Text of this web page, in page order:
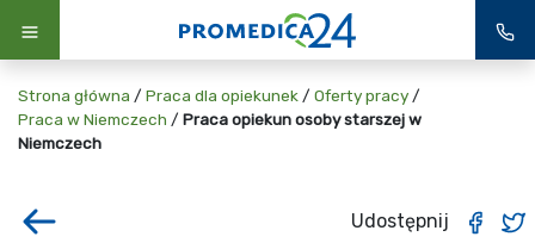
Strona główna / Praca dla opiekunek / Oferty pracy /
Praca w Niemczech / Praca opiekun osoby starszej w
Niemczech
Udostępnij